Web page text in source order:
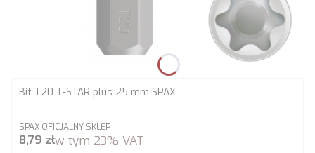
Bit T20 T-STAR plus 25 mm SPAX
PRODUCENT
SPAX OFICJALNY SKLEP
Cena brutto
8,79 złw tym 23% VAT